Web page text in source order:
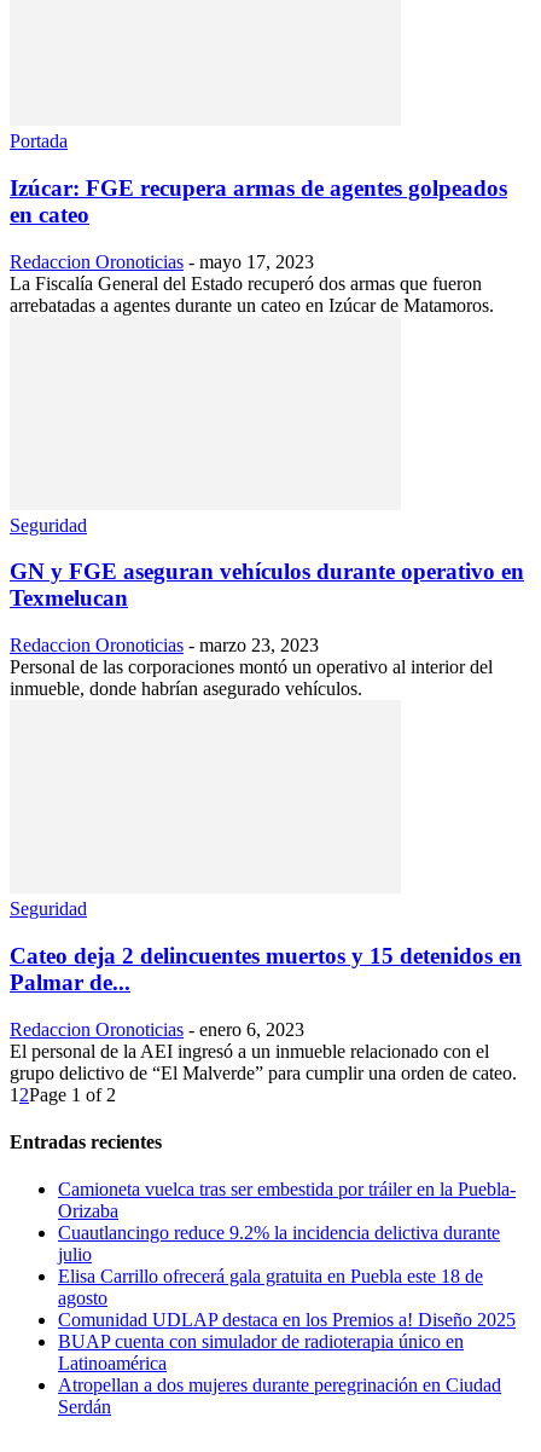
Portada
Izúcar: FGE recupera armas de agentes golpeados
en cateo
Redaccion Oronoticias - mayo 17, 2023
La Fiscalía General del Estado recuperó dos armas que fueron
arrebatadas a agentes durante un cateo en Izúcar de Matamoros.
Seguridad
GN y FGE aseguran vehículos durante operativo en
Texmelucan
Redaccion Oronoticias - marzo 23, 2023
Personal de las corporaciones montó un operativo al interior del
inmueble, donde habrían asegurado vehículos.
Seguridad
Cateo deja 2 delincuentes muertos y 15 detenidos en
Palmar de...
Redaccion Oronoticias - enero 6, 2023
El personal de la AEI ingresó a un inmueble relacionado con el
grupo delictivo de “El Malverde” para cumplir una orden de cateo.
1 2Page 1 of 2
Entradas recientes
Camioneta vuelca tras ser embestida por tráiler en la Puebla-
Orizaba
Cuautlancingo reduce 9.2% la incidencia delictiva durante
julio
Elisa Carrillo ofrecerá gala gratuita en Puebla este 18 de
agosto
Comunidad UDLAP destaca en los Premios a! Diseño 2025
BUAP cuenta con simulador de radioterapia único en
Latinoamérica
Atropellan a dos mujeres durante peregrinación en Ciudad
Serdán